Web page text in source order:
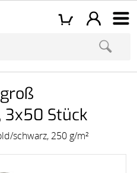
Stück
schwarz, 250 g/m²